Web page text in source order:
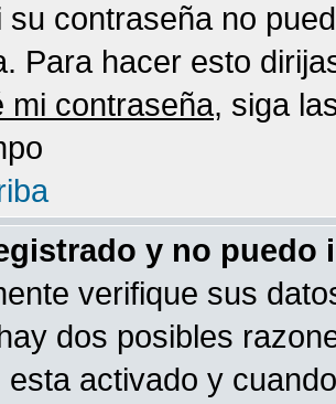
su contraseña no
Para hacer esto
mi contraseña, siga
y no puedo
verifique sus
dos posibles
esta activado y